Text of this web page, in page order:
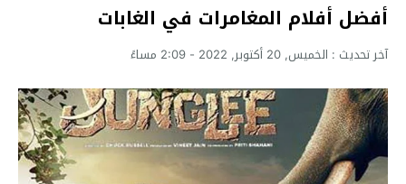
أفضل أفلام المغامرات في الغابات
آخر تحديث : الخميس, 20 أكتوبر, 2022 - 2:09 مساءً